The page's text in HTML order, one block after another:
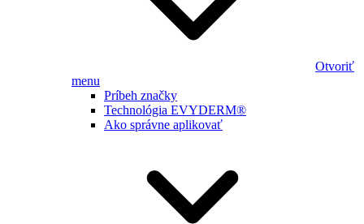
Otvoriť
menu
Príbeh značky
Technológia EVYDERM®
Ako správne aplikovať